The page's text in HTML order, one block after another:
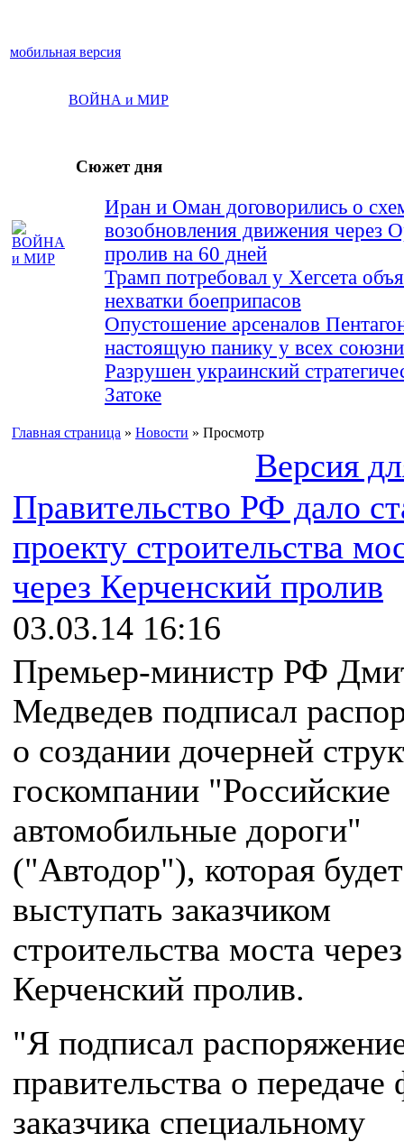
мобильная версия
ВОЙНА и МИР
Сюжет дня
Иран и Оман договорились о
возобновления движения через
пролив на 60 дней
Трамп потребовал у Хегсета
нехватки боеприпасов
Опустошение арсеналов
настоящую панику у всех
Разрушен украинский
Затоке
Главная страница » Новости » Просмотр
Версия
Правительство РФ дало
проекту строительства
через Керченский пролив
03.03.14 16:16
Премьер-министр РФ
Медведев подписал
о создании дочерней
госкомпании "Российские
автомобильные дороги"
("Автодор"), которая будет
выступать заказчиком
строительства моста через
Керченский пролив.
"Я подписал
правительства о
заказчика специальному